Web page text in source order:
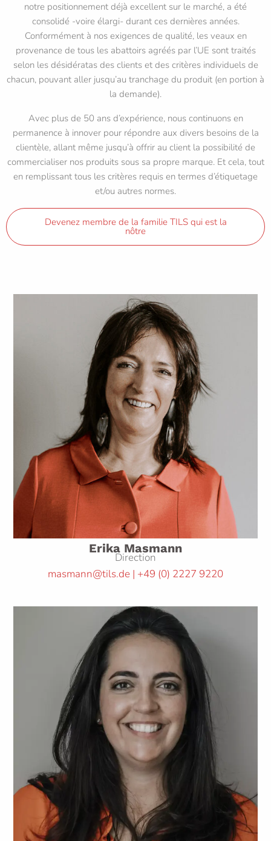
notre positionnement déjà excellent sur le marché, a été
consolidé -voire élargi- durant ces dernières années.
Conformément à nos exigences de qualité, les veaux en
provenance de tous les abattoirs agréés par l’UE sont traités
selon les désidératas des clients et des critères individuels de
chacun, pouvant aller jusqu’au tranchage du produit (en portion à
la demande).
Avec plus de 50 ans d’expérience, nous continuons en
permanence à innover pour répondre aux divers besoins de la
clientèle, allant même jusqu’à offrir au client la possibilité de
commercialiser nos produits sous sa propre marque. Et cela, tout
en remplissant tous les critères requis en termes d’étiquetage
et/ou autres normes.
Devenez membre de la familie TILS qui est la
nôtre
Erika Masmann
Direction
masmann@tils.de | +49 (0) 2227 9220